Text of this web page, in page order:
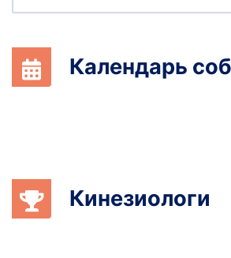
Календарь
Кинезиологи